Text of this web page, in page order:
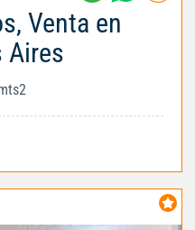
Venta en
Aires